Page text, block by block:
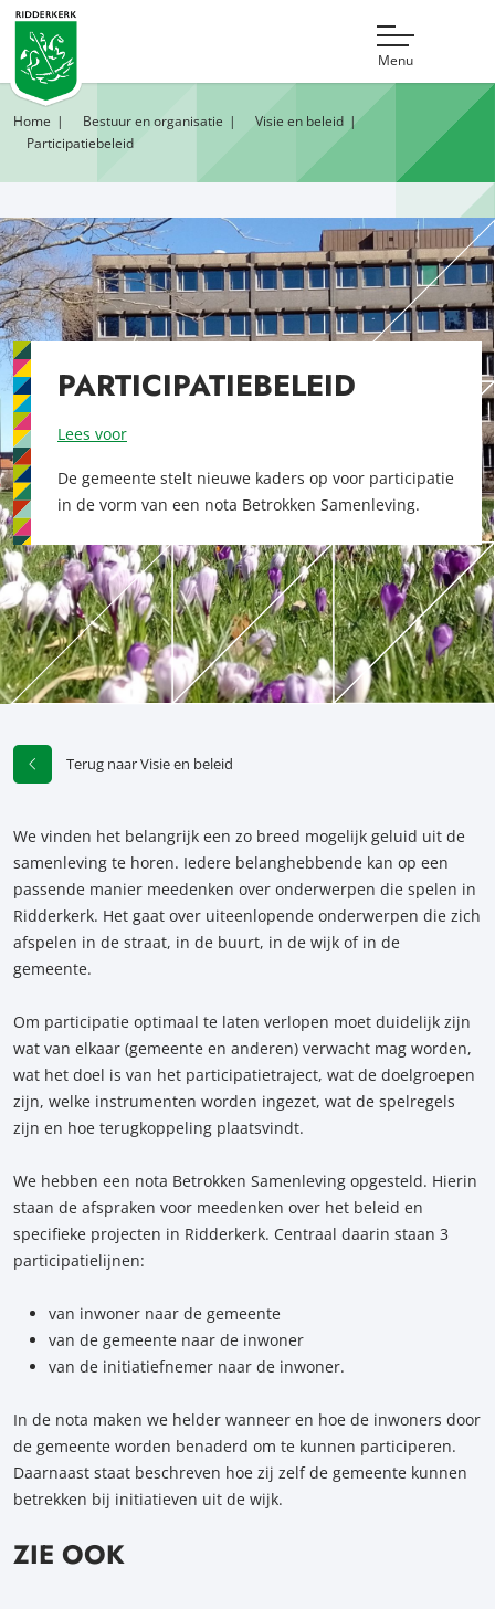
Menu
Home Bestuur en organisatie
Visie en beleid
Participatiebeleid
PARTICIPATIEBELEID
Lees voor
De gemeente stelt nieuwe kaders op voor participatie
in de vorm van een nota Betrokken Samenleving.
Terug naar Visie en beleid
We vinden het belangrijk een zo breed mogelijk geluid uit de
samenleving te horen. Iedere belanghebbende kan op een
passende manier meedenken over onderwerpen die spelen in
Ridderkerk. Het gaat over uiteenlopende onderwerpen die zich
afspelen in de straat, in de buurt, in de wijk of in de
gemeente.
Om participatie optimaal te laten verlopen moet duidelijk zijn
wat van elkaar (gemeente en anderen) verwacht mag worden,
wat het doel is van het participatietraject, wat de doelgroepen
zijn, welke instrumenten worden ingezet, wat de spelregels
zijn en hoe terugkoppeling plaatsvindt.
We hebben een nota Betrokken Samenleving opgesteld. Hierin
staan de afspraken voor meedenken over het beleid en
specifieke projecten in Ridderkerk. Centraal daarin staan 3
participatielijnen:
van inwoner naar de gemeente
van de gemeente naar de inwoner
van de initiatiefnemer naar de inwoner.
In de nota maken we helder wanneer en hoe de inwoners door
de gemeente worden benaderd om te kunnen participeren.
Daarnaast staat beschreven hoe zij zelf de gemeente kunnen
betrekken bij initiatieven uit de wijk.
ZIE OOK